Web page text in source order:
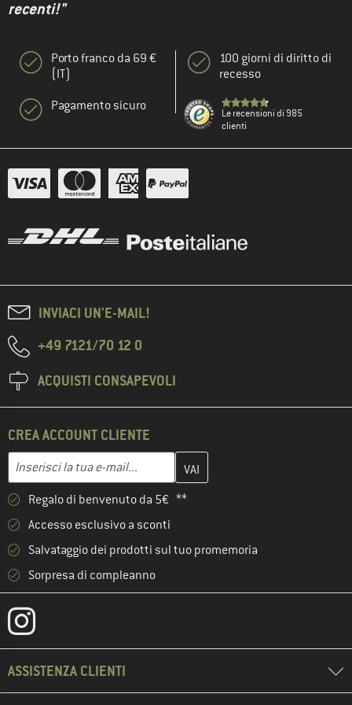
recenti!"
Porto franco da 69 €
(IT)
Pagamento sicuro
100 giorni di diritto di
recesso
Le recensioni di 985
clienti
INVIACI UN'E-MAIL!
+49 7121/70 12 0
ACQUISTI CONSAPEVOLI
CREA ACCOUNT CLIENTE
Indirizzo e-mail
Inserisci qui il tuo indirizzo e-mail e crea il tuo account cliente
Regalo di benvenuto da 5€ **
Accesso esclusivo a sconti
Salvataggio dei prodotti sul tuo promemoria
Sorpresa di compleanno
ASSISTENZA CLIENTI